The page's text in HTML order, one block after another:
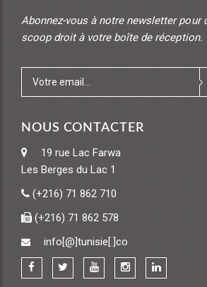
Abonnez-vous à notre newsletter pour
scoop droit à votre boîte de réception.
NOUS CONTACTER
19 rue Lac Farwa
Les Berges du Lac 1
(+216) 71 862 710
(+216) 71 862 578
info[@]tunisie[.]co